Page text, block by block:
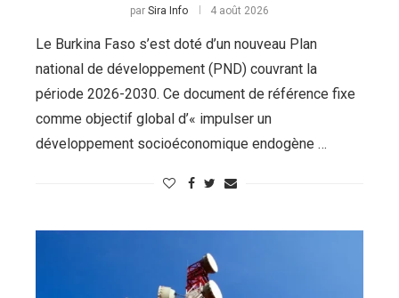
par Sira Info 4 août 2026
Le Burkina Faso s’est doté d’un nouveau Plan
national de développement (PND) couvrant la
période 2026-2030. Ce document de référence fixe
comme objectif global d’« impulser un
développement socioéconomique endogène …